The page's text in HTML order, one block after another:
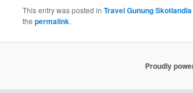
This entry was posted in Travel Gunung Skotlandia
the permalink.
Proudly